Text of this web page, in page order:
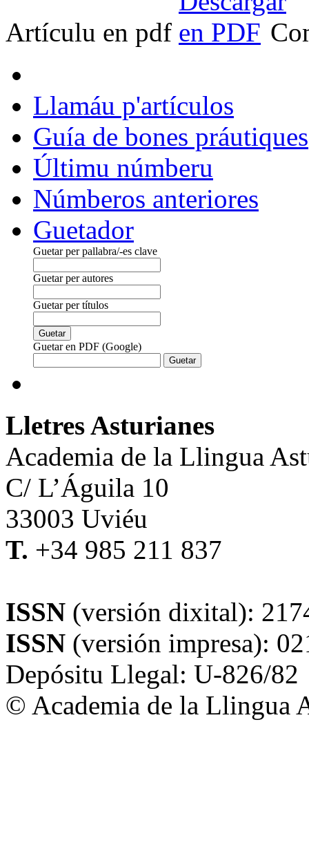
Artículu en pdf
Llamáu p'artículos
Guía de bones práutiques
Últimu númberu
Númberos anteriores
Guetador
Guetar per pallabra/-es clave
Guetar per autores
Guetar per títulos
Guetar en PDF (Google)
Lletres Asturianes
Academia de la Llingua
C/ L’Águila 10
33003 Uviéu
T. +34 985 211 837
ISSN (versión dixital):
ISSN (versión impresa):
Depósitu Llegal: U-826/82
© Academia de la Llingua